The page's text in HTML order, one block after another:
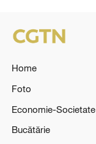
Home
Foto
Economie-Societate
Bucătărie